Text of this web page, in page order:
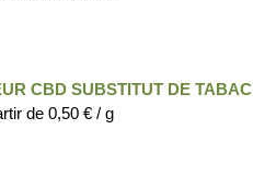
CBD SUBSTITUT DE TABAC
de 0,50 € / g